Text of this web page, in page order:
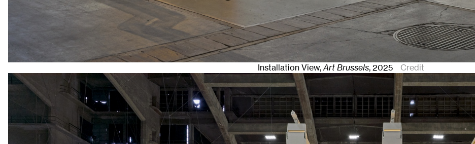
Installation View,Art Brussels,2025 Credit